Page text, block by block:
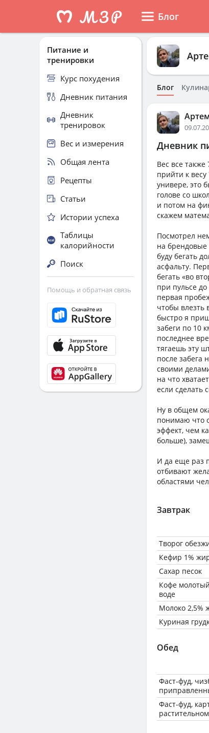
Блог
Блог
Дневник
Вес все
прийти к весу
универе, это
голове со
и потом на
скажем
Посмотрел
на брендовые
буду бегать
асфальту.
бегать «во
при пульсе
первая
чтобы влезть
быстро я
забеги по 10
последнее
тягаешь эту
после забега
своими
на что
если сделать
Ну в общем
понимаю что
эффект, чем
больше),
И да еще раз
отбивают
областями
Завтрак
Творог
Кефир 1%
Сахар песок
Кофе
воде
Молоко 2,5%
Куриная
Обед
Фаст-фуд,
Фаст-фуд,
Питание и
тренировки
Курс похудения
Дневник питания
Дневник
тренировок
Вес и измерения
Общая лента
Рецепты
Статьи
Истории успеха
Таблицы
калорийности
Поиск
Помощь и обратная связь